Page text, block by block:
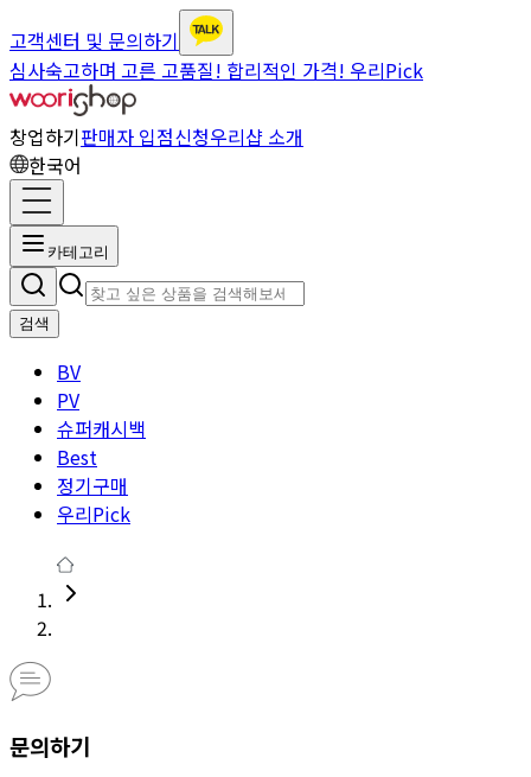
고객센터 및 문의하기
심사숙고하며 고른 고품질! 합리적인 가격! 우리Pick
창업하기판매자 입점신청우리샵 소개
한국어
카테고리
검색
BV
PV
슈퍼캐시백
Best
정기구매
우리Pick
문의하기